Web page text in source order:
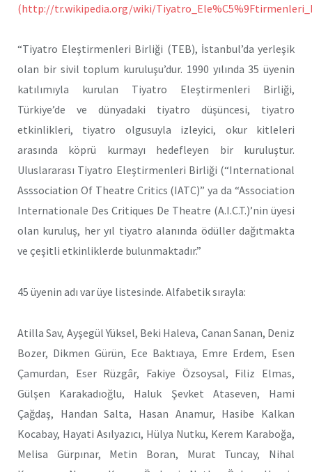
(http://tr.wikipedia.org/wiki/
“Tiyatro Eleştirmenleri Birliği (TEB), İstanbul’da yerleşik
olan bir sivil toplum kuruluşu’dur. 1990 yılında 35 üyenin
katılımıyla kurulan Tiyatro Eleştirmenleri Birliği,
Türkiye’de ve dünyadaki tiyatro düşüncesi, tiyatro
etkinlikleri, tiyatro olgusuyla izleyici, okur kitleleri
arasında köprü kurmayı hedefleyen bir kuruluştur.
Uluslararası Tiyatro Eleştirmenleri Birliği (“International
Asssociation Of Theatre Critics (IATC)” ya da “Association
Internationale Des Critiques De Theatre (A.I.C.T.)’nin üyesi
olan kuruluş, her yıl tiyatro alanında ödüller dağıtmakta
ve çeşitli etkinliklerde bulunmaktadır.”
45 üyenin adı var üye listesinde. Alfabetik sırayla:
Atilla Sav, Ayşegül Yüksel, Beki Haleva, Canan Sanan, Deniz
Bozer, Dikmen Gürün, Ece Baktıaya, Emre Erdem, Esen
Çamurdan, Eser Rüzgâr, Fakiye Özsoysal, Filiz Elmas,
Gülşen Karakadıoğlu, Haluk Şevket Ataseven, Hami
Çağdaş, Handan Salta, Hasan Anamur, Hasibe Kalkan
Kocabay, Hayati Asılyazıcı, Hülya Nutku, Kerem Karaboğa,
Melisa Gürpınar, Metin Boran, Murat Tuncay, Nihal